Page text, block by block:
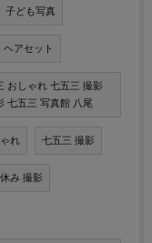
子ども写真
ヘアセット
おしゃれ 七五三 撮影
七五三 写真館 八尾
れ 七五三 撮影
み 撮影